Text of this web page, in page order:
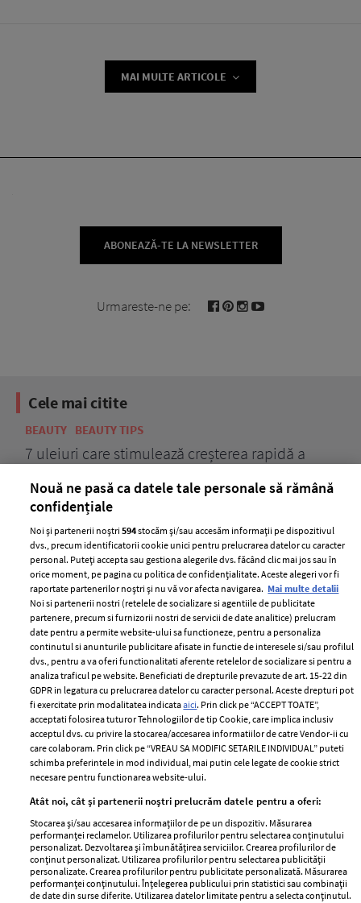
MAI MULTE ARTICOLE
ABONEAZĂ-TE LA NEWSLETTER
Urmareste-ne pe:
Cele mai citite
BEAUTY BEAUTY TIPS
7 uleiuri care stimulează creșterea rapidă a
ELLE Style Awards
2024
Despre ELLE
Romania
Contact
Abonamente
Termeni si conditii
Politica de
confidențialitate
Politica de cookies
Publicitate
GSP
Unica
Baby
Retete
femei
Viva
Avantaje
Retete practice
Nouă ne pasă ca datele tale personale să rămână
confidențiale
Noi și partenerii noștri594stocăm și/sau accesăm informații pe dispozitivul
dvs., precum identificatorii cookie unici pentru prelucrarea datelor cu caracter
personal. Puteți accepta sau gestiona alegerile dvs. făcând clic mai jos sau în
orice moment, pe pagina cu politica de confidențialitate. Aceste alegeri vor fi
raportate partenerilor noștri și nu vă vor afecta navigarea. Mai multe detalii
Noi si partenerii nostri (retelele de socializare si agentiile de publicitate
partenere, precum si furnizorii nostri de servicii de date analitice) prelucram
date pentru a permite website-ului sa functioneze, pentru a personaliza
continutul si anunturile publicitare afisate in functie de interesele si/sau profilul
dvs., pentru a va oferi functionalitati aferente retelelor de socializare si pentru a
analiza traficul pe website. Beneficiati de drepturile prevazute de art. 15-22 din
GDPR in legatura cu prelucrarea datelor cu caracter personal. Aceste drepturi pot
fi exercitate prin modalitatea indicataaici. Prin click pe “ACCEPT TOATE”,
acceptati folosirea tuturor Tehnologiilor de tip Cookie, care implica inclusiv
acceptul dvs. cu privire la stocarea/accesarea informatiilor de catre Vendor-ii cu
care colaboram. Prin click pe “VREAU SA MODIFIC SETARILE INDIVIDUAL” puteti
schimba preferintele in mod individual, mai putin cele legate de cookie strict
necesare pentru functionarea website-ului.
Atât noi, cât și partenerii noștri prelucrăm datele pentru a oferi:
Stocarea și/sau accesarea informațiilor de pe un dispozitiv. Măsurarea
performanței reclamelor. Utilizarea profilurilor pentru selectarea conținutului
personalizat. Dezvoltarea și îmbunătățirea serviciilor. Crearea profilurilor de
conținut personalizat. Utilizarea profilurilor pentru selectarea publicității
personalizate. Crearea profilurilor pentru publicitate personalizată. Măsurarea
performanței conținutului. Înțelegerea publicului prin statistici sau combinații
de date din surse diferite. Utilizarea datelor limitate pentru a selecta conținutul.